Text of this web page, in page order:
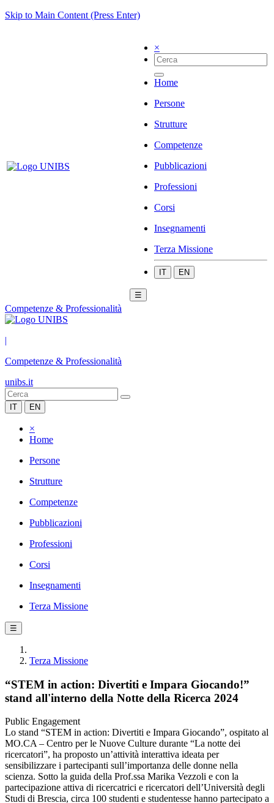
Skip to Main Content (Press Enter)
×
Home
Persone
Strutture
Competenze
Pubblicazioni
Professioni
Corsi
Insegnamenti
Terza Missione
IT EN
☰
Competenze & Professionalità
|
Competenze & Professionalità
unibs.it
IT EN
×
Home
Persone
Strutture
Competenze
Pubblicazioni
Professioni
Corsi
Insegnamenti
Terza Missione
☰
Terza Missione
“STEM in action: Divertiti e Impara Giocando!”
stand all'interno della Notte della Ricerca 2024
Public Engagement
Lo stand “STEM in action: Divertiti e Impara Giocando”, ospitato al
MO.CA – Centro per le Nuove Culture durante “La notte dei
ricercatori”, ha proposto un’attività interattiva ideata per
sensibilizzare i partecipanti sull’importanza delle donne nella
scienza. Sotto la guida della Prof.ssa Marika Vezzoli e con la
partecipazione attiva di ricercatrici e ricercatori dell’Università degli
Studi di Brescia, circa 100 studenti e studentesse hanno partecipato a